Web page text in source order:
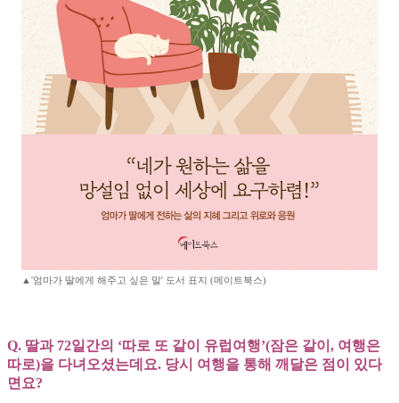
▲'엄마가 딸에게 해주고 싶은 말' 도서 표지 (메이트북스)
Q. 딸과 72일간의 ‘따로 또 같이 유럽여행’(잠은 같이, 여행은
따로)을 다녀오셨는데요. 당시 여행을 통해 깨달은 점이 있다
면요?